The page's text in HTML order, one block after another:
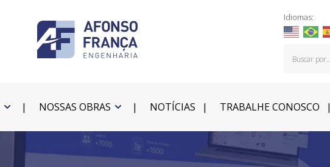
Idiomas:
NOSSAS OBRAS NOTÍCIAS TRABALHE CONOSCO